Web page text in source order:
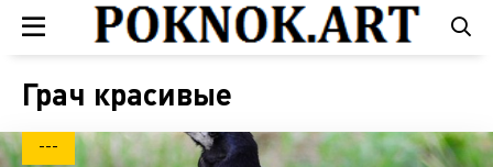
Грач красивые
---